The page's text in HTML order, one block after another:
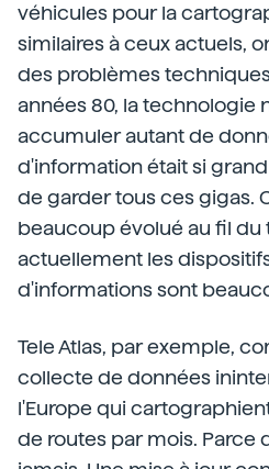
véhicules pour la
similaires à ceux actuels,
des problèmes
années 80, la technologie
accumuler autant de
d'information était si
de garder tous ces gigas.
beaucoup évolué au fil du
actuellement les
d'informations sont
Tele Atlas, par exemple,
collecte de données
l'Europe qui
de routes par mois. Parce